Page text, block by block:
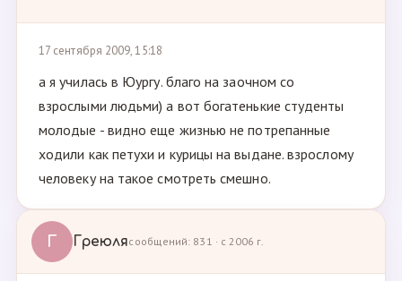
17 сентября 2009, 15:18
а я училась в Юургу. благо на заочном со
взрослыми людьми) а вот богатенькие студенты
молодые - видно еще жизнью не потрепанные
ходили как петухи и курицы на выдане. взрослому
человеку на такое смотреть смешно.
Г Греюлясообщений: 831 · с 2006 г.